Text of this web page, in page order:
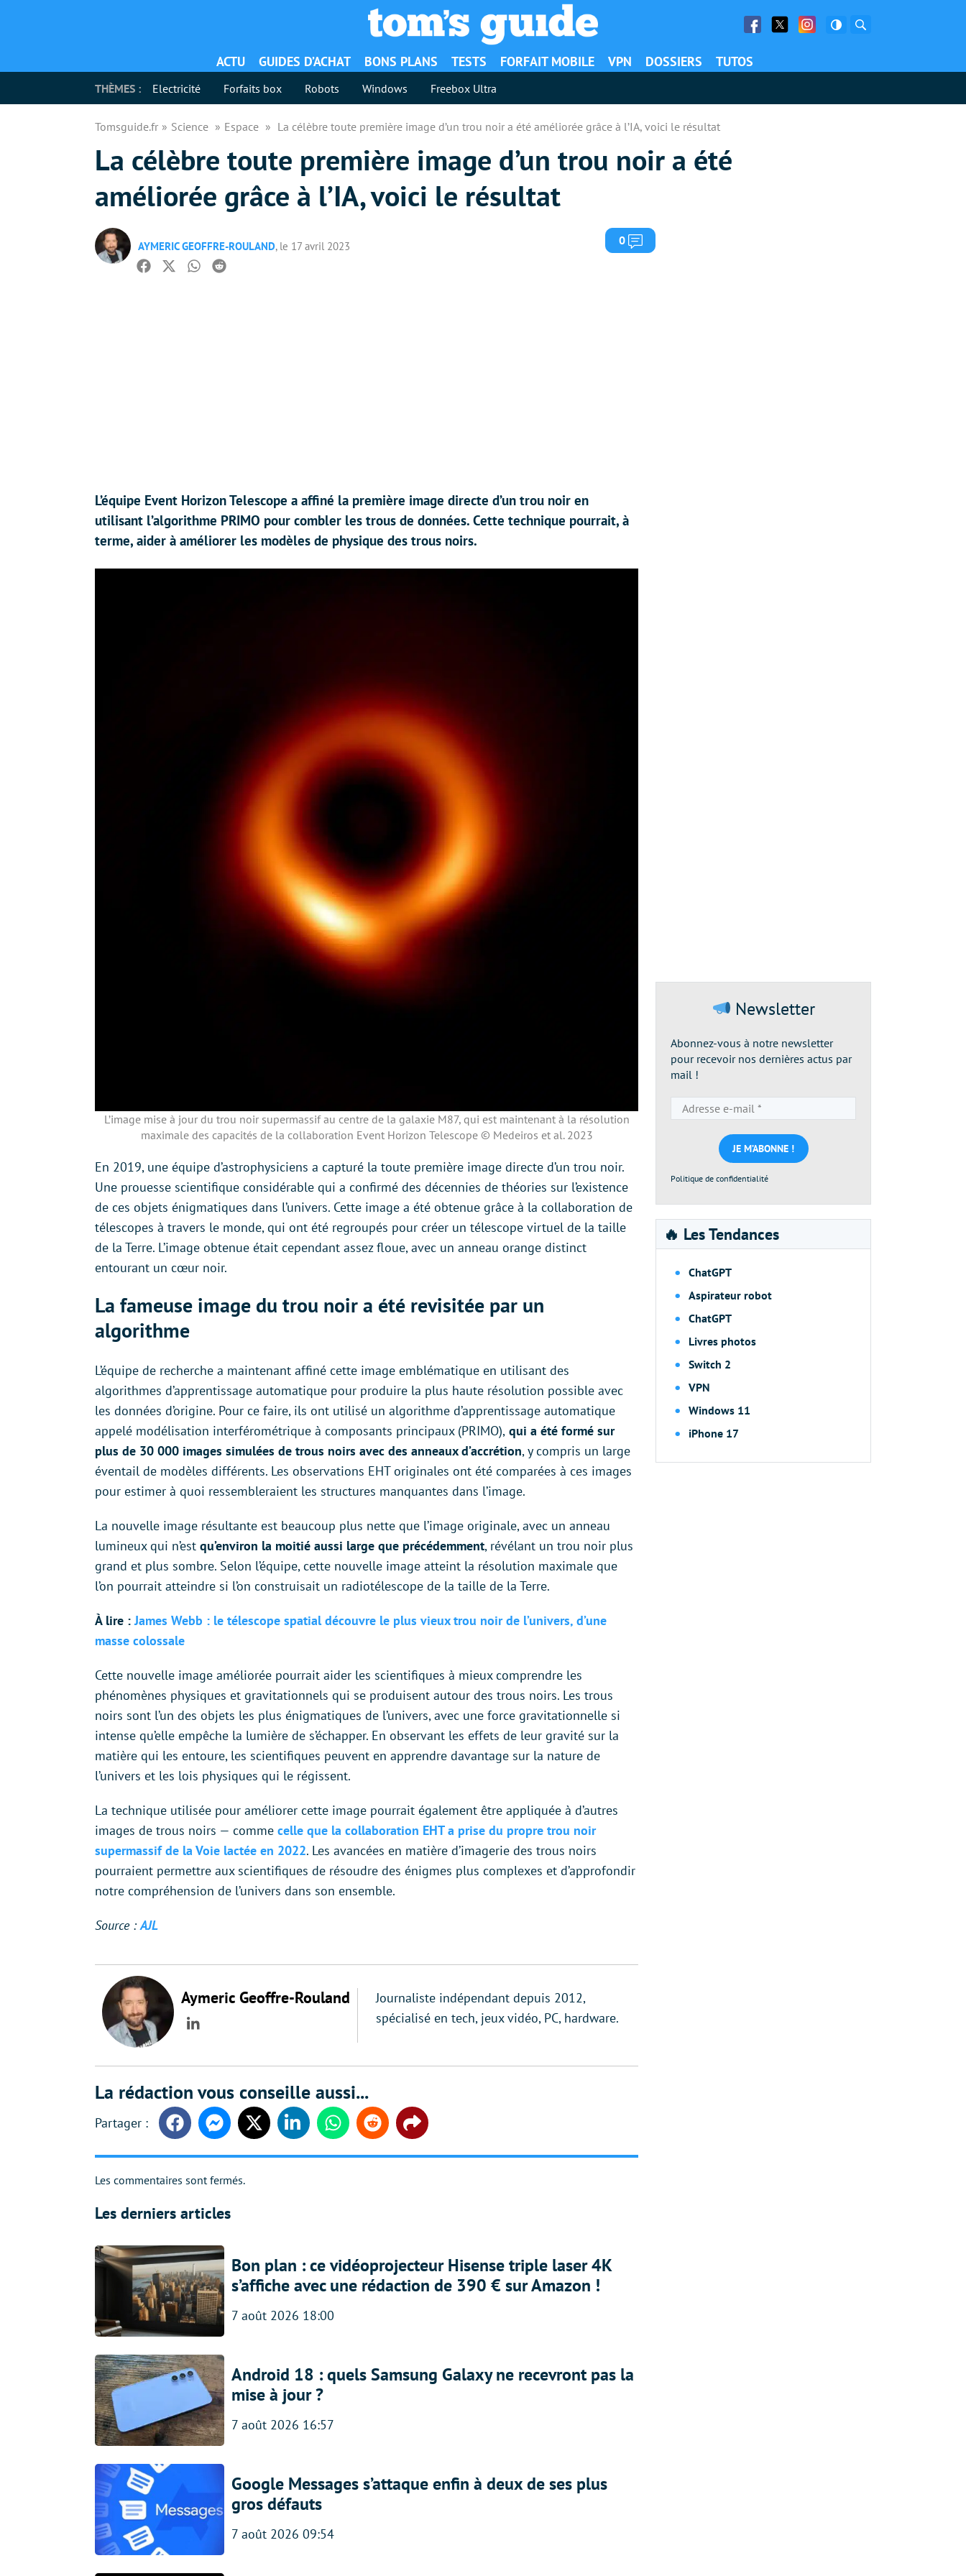
Facebook
Twitter Facebook
ACTU GUIDES D’ACHAT BONS PLANS TESTS FORFAIT MOBILE VPN DOSSIERS TUTOS
THÈMES : Electricité Forfaits box Robots Windows Freebox Ultra
Tomsguide.fr Science Espace La célèbre toute première image d’un trou noir a été améliorée grâce à l’IA, voici le résultat
La célèbre toute première image d’un trou noir a été
améliorée grâce à l’IA, voici le résultat
AYMERIC GEOFFRE-ROULAND, le 17 avril 2023 0 Commentaires
Facebook
TwitterWhatsapp
Reddit
L’équipe Event Horizon Telescope a affiné la première image directe d’un trou noir en
utilisant l’algorithme PRIMO pour combler les trous de données. Cette technique pourrait, à
terme, aider à améliorer les modèles de physique des trous noirs.
L’image mise à jour du trou noir supermassif au centre de la galaxie M87, qui est maintenant à la résolution
maximale des capacités de la collaboration Event Horizon Telescope © Medeiros et al. 2023
En 2019, une équipe d’astrophysiciens a capturé la toute première image directe d’un trou noir.
Une prouesse scientifique considérable qui a confirmé des décennies de théories sur l’existence
de ces objets énigmatiques dans l’univers. Cette image a été obtenue grâce à la collaboration de
télescopes à travers le monde, qui ont été regroupés pour créer un télescope virtuel de la taille
de la Terre. L’image obtenue était cependant assez floue, avec un anneau orange distinct
entourant un cœur noir.
La fameuse image du trou noir a été revisitée par un
algorithme
L’équipe de recherche a maintenant affiné cette image emblématique en utilisant des
algorithmes d’apprentissage automatique pour produire la plus haute résolution possible avec
les données d’origine. Pour ce faire, ils ont utilisé un algorithme d’apprentissage automatique
appelé modélisation interférométrique à composants principaux (PRIMO), qui a été formé sur
plus de 30 000 images simulées de trous noirs avec des anneaux d’accrétion, y compris un large
éventail de modèles différents. Les observations EHT originales ont été comparées à ces images
pour estimer à quoi ressembleraient les structures manquantes dans l’image.
La nouvelle image résultante est beaucoup plus nette que l’image originale, avec un anneau
lumineux qui n’est qu’environ la moitié aussi large que précédemment, révélant un trou noir plus
grand et plus sombre. Selon l’équipe, cette nouvelle image atteint la résolution maximale que
l’on pourrait atteindre si l’on construisait un radiotélescope de la taille de la Terre.
À lire : James Webb : le télescope spatial découvre le plus vieux trou noir de l’univers, d’une
masse colossale
Cette nouvelle image améliorée pourrait aider les scientifiques à mieux comprendre les
phénomènes physiques et gravitationnels qui se produisent autour des trous noirs. Les trous
noirs sont l’un des objets les plus énigmatiques de l’univers, avec une force gravitationnelle si
intense qu’elle empêche la lumière de s’échapper. En observant les effets de leur gravité sur la
matière qui les entoure, les scientifiques peuvent en apprendre davantage sur la nature de
l’univers et les lois physiques qui le régissent.
La technique utilisée pour améliorer cette image pourrait également être appliquée à d’autres
images de trous noirs — comme celle que la collaboration EHT a prise du propre trou noir
supermassif de la Voie lactée en 2022. Les avancées en matière d’imagerie des trous noirs
pourraient permettre aux scientifiques de résoudre des énigmes plus complexes et d’approfondir
notre compréhension de l’univers dans son ensemble.
Source : AJL
Aymeric Geoffre-Rouland
LinkedIn
Journaliste indépendant depuis 2012,
spécialisé en tech, jeux vidéo, PC, hardware.
La rédaction vous conseille aussi...
FacebookMessengerTwitter LinkedinWhatsappReddit Share
Les commentaires sont fermés.
Les derniers articles
Bon plan : ce vidéoprojecteur Hisense triple laser 4K
s’affiche avec une rédaction de 390 € sur Amazon !
7 août 2026 18:00
Android 18 : quels Samsung Galaxy ne recevront pas la
mise à jour ?
7 août 2026 16:57
Google Messages s’attaque enfin à deux de ses plus
gros défauts
7 août 2026 09:54
Newsletter
Abonnez-vous à notre newsletter
pour recevoir nos dernières actus par
mail !
e-
mail
*
Politique de confidentialité
🔥 Les Tendances
ChatGPT
Aspirateur robot
ChatGPT
Livres photos
Switch 2
VPN
Windows 11
iPhone 17